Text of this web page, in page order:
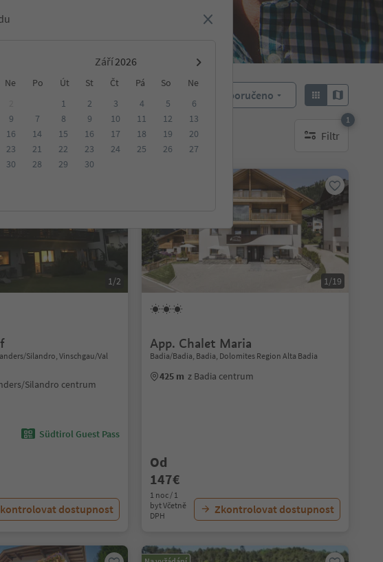
Září
Ne Po Út St Čt Pá So
Ne
9
16
23
30
1 2 3 4 5
6
7
8 9 10 11 12
13
14
15 16 17 18 19
20
21
22 23 24 25 26
27
28
29 30
Doporučeno
Udržitelné ubytování Filtr
1
1 aktywny filtr
1/2
Silandro, Vinschgau/Val
Silandro centrum
Südtirol Guest Pass
dostupnost
1/19
App. Chalet Maria
Badia/Badia, Badia, Dolomites Region Alta Badia
425 m z Badia centrum
Od
147€
1 noc / 1
byt Včetně
DPH
Zkontrolovat dostupnost